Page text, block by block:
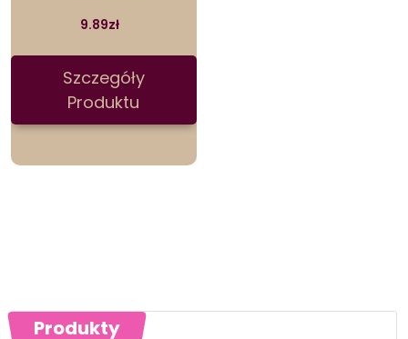
9.89zł
Szczegóły
Produktu
Produkty